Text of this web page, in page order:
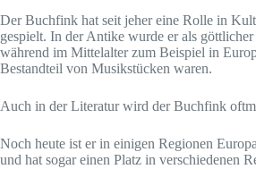
Der Buchfink hat seit jeher eine Rolle in
gespielt. In der Antike wurde er als göttlicher
während im Mittelalter zum Beispiel in
Bestandteil von Musikstücken waren.
Auch in der Literatur wird der Buchfink
Noch heute ist er in einigen Regionen
und hat sogar einen Platz in verschiedenen